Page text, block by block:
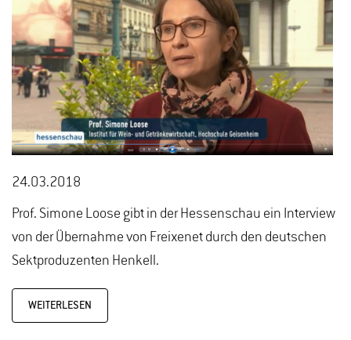
24.03.2018
Prof. Simone Loose gibt in der Hessenschau ein Interview
von der Übernahme von Freixenet durch den deutschen
Sektproduzenten Henkell.
WEITERLESEN